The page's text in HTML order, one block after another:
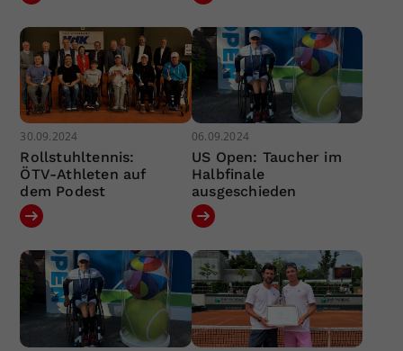
30.09.2024
Rollstuhltennis:
ÖTV-Athleten auf
dem Podest
06.09.2024
US Open: Taucher im
Halbfinale
ausgeschieden